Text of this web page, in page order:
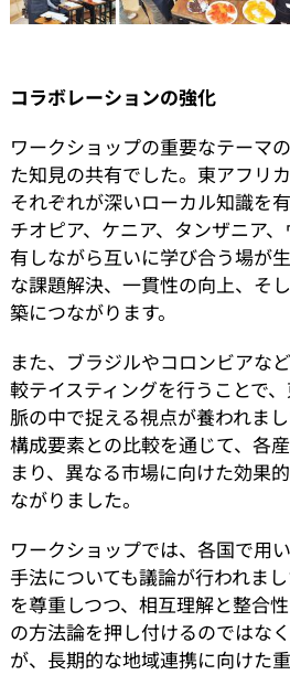
コラボレーションの強化
ワークショップの重要なテーマ
た知見の共有でした。東アフリ
それぞれが深いローカル知識を
チオピア、ケニア、タンザニア
有しながら互いに学び合う場が
な課題解決、一貫性の向上、そ
築につながります。
また、ブラジルやコロンビアな
較テイスティングを行うことで
脈の中で捉える視点が養われま
構成要素との比較を通じて、各
まり、異なる市場に向けた効果
ながりました。
ワークショップでは、各国で用
手法についても議論が行われま
を尊重しつつ、相互理解と整合
の方法論を押し付けるのではな
が、長期的な地域連携に向けた